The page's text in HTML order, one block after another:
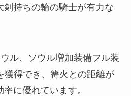
剣持ちの輪の騎士が有力な
ル、ソウル増加装備フル装
獲得でき、篝火との距離が
に優れています。